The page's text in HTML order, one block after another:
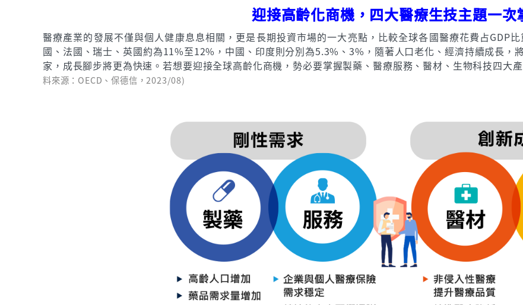
迎接高齡化商機，四大醫療生技主題一次
醫療產業的發展不僅與個人健康息息相關，更是長期投資市場的一大亮點，比較全球各國醫療花費占GDP
國、法國、瑞士、英國約為11%至12%，中國、印度則分別為5.3%、3%，隨著人口老化、經濟持續成長，
家，成長腳步將更為快速。若想要迎接全球高齡化商機，勢必要掌握製藥、醫療服務、醫材、生物科技四大
料來源：OECD、保德信，2023/08)